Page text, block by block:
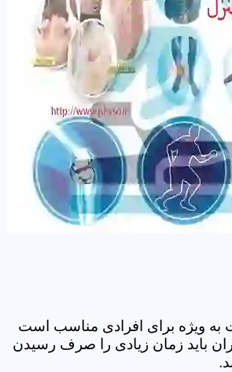
به ویژه برای افرادی مناسب است
باید زمان زیادی را صرف رسیدن